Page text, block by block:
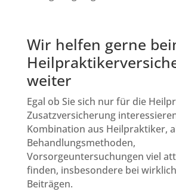
Wir helfen gerne
weiter
Egal ob Sie sich nur für die
Zusatzversicherung
Kombination aus Heilpraktiker,
Behandlungsmethoden,
Vorsorgeuntersuchungen viel
finden, insbesondere bei
Beiträgen.